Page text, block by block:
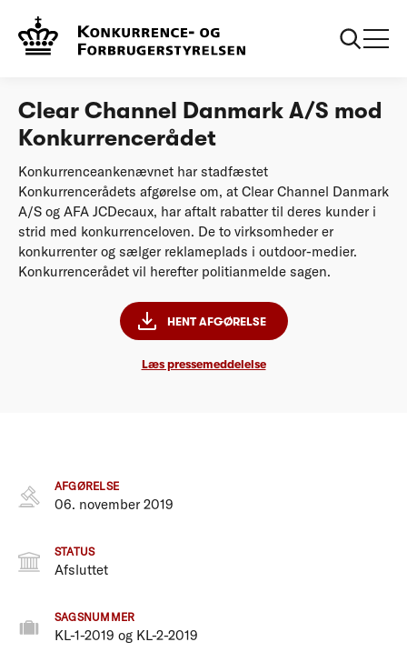
Afgørelser
A/S mod Konkurrencerådet
Clear Channel Danmark A/S mod
Konkurrencerådet
Konkurrenceankenævnet har stadfæstet
Konkurrencerådets afgørelse om, at Clear Channel Danmark
A/S og AFA JCDecaux, har aftalt rabatter til deres kunder i
strid med konkurrenceloven. De to virksomheder er
konkurrenter og sælger reklameplads i outdoor-medier.
Konkurrencerådet vil herefter politianmelde sagen.
HENT AFGØRELSE
Læs pressemeddelelse
AFGØRELSE
06. november 2019
STATUS
Afsluttet
SAGSNUMMER
KL-1-2019 og KL-2-2019